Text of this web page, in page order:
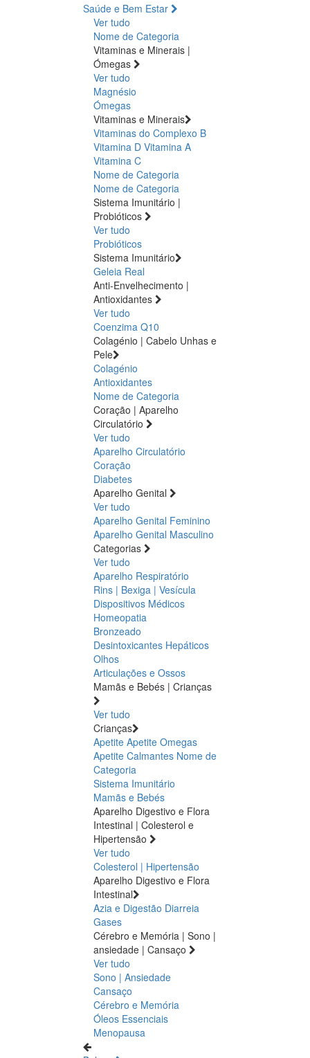
Saúde e Bem Estar
Ver tudo
Nome de Categoria
Vitaminas e Minerais |
Ómegas
Ver tudo
Magnésio
Ómegas
Vitaminas e Minerais
Vitaminas do Complexo B
Vitamina D Vitamina A
Vitamina C
Nome de Categoria
Nome de Categoria
Sistema Imunitário |
Probióticos
Ver tudo
Probióticos
Sistema Imunitário
Geleia Real
Anti-Envelhecimento |
Antioxidantes
Ver tudo
Coenzima Q10
Colagénio | Cabelo Unhas e
Pele
Colagénio
Antioxidantes
Nome de Categoria
Coração | Aparelho
Circulatório
Ver tudo
Aparelho Circulatório
Coração
Diabetes
Aparelho Genital
Ver tudo
Aparelho Genital Feminino
Aparelho Genital Masculino
Categorias
Ver tudo
Aparelho Respiratório
Rins | Bexiga | Vesícula
Dispositivos Médicos
Homeopatia
Bronzeado
Desintoxicantes Hepáticos
Olhos
Articulações e Ossos
Mamãs e Bebés | Crianças
Ver tudo
Crianças
Apetite Apetite Omegas
Apetite Calmantes Nome de
Categoria
Sistema Imunitário
Mamãs e Bebés
Aparelho Digestivo e Flora
Intestinal | Colesterol e
Hipertensão
Ver tudo
Colesterol | Hipertensão
Aparelho Digestivo e Flora
Intestinal
Azia e Digestão Diarreia
Gases
Cérebro e Memória | Sono |
ansiedade | Cansaço
Ver tudo
Sono | Ansiedade
Cansaço
Cérebro e Memória
Óleos Essenciais
Menopausa